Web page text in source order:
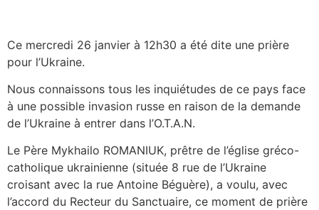
Ce mercredi 26 janvier à 12h30 a été dite une prière
pour l’Ukraine.
Nous connaissons tous les inquiétudes de ce pays face
à une possible invasion russe en raison de la demande
de l’Ukraine à entrer dans l’O.T.A.N.
Le Père Mykhailo ROMANIUK, prêtre de l’église gréco-
catholique ukrainienne (située 8 rue de l’Ukraine
croisant avec la rue Antoine Béguère), a voulu, avec
l’accord du Recteur du Sanctuaire, ce moment de prière